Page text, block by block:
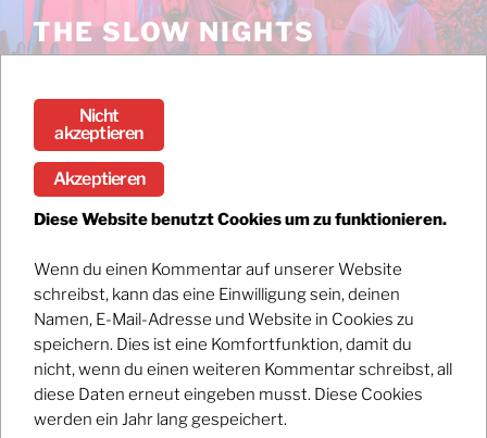
Zum
InhaltTHE SLOW NIGHTS
Stream the debut album DARK / BRIGHT now!
SUBKULTUR
Registrations have closed.
Nicht
akzeptieren
Akzeptieren
Diese Website benutzt Cookies um zu funktionieren.
Wenn du einen Kommentar auf unserer Website
schreibst, kann das eine Einwilligung sein, deinen
Namen, E-Mail-Adresse und Website in Cookies zu
speichern. Dies ist eine Komfortfunktion, damit du
nicht, wenn du einen weiteren Kommentar schreibst, all
diese Daten erneut eingeben musst. Diese Cookies
werden ein Jahr lang gespeichert.